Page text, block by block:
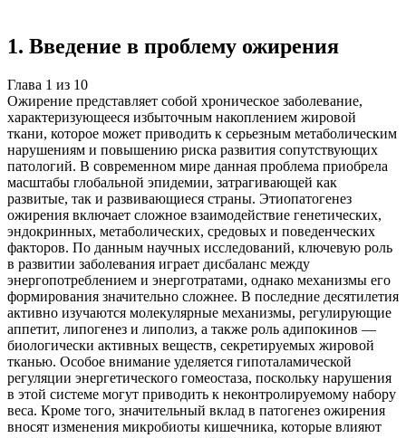
1. Введение в проблему ожирения
Глава 1 из 10
Ожирение представляет собой хроническое заболевание,
характеризующееся избыточным накоплением жировой
ткани, которое может приводить к серьезным метаболическим
нарушениям и повышению риска развития сопутствующих
патологий. В современном мире данная проблема приобрела
масштабы глобальной эпидемии, затрагивающей как
развитые, так и развивающиеся страны. Этиопатогенез
ожирения включает сложное взаимодействие генетических,
эндокринных, метаболических, средовых и поведенческих
факторов. По данным научных исследований, ключевую роль
в развитии заболевания играет дисбаланс между
энергопотреблением и энерготратами, однако механизмы его
формирования значительно сложнее. В последние десятилетия
активно изучаются молекулярные механизмы, регулирующие
аппетит, липогенез и липолиз, а также роль адипокинов —
биологически активных веществ, секретируемых жировой
тканью. Особое внимание уделяется гипоталамической
регуляции энергетического гомеостаза, поскольку нарушения
в этой системе могут приводить к неконтролируемому набору
веса. Кроме того, значительный вклад в патогенез ожирения
вносят изменения микробиоты кишечника, которые влияют